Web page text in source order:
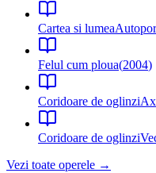
Cartea si lumea
Felul cum ploua(2004)
Coridoare de oglinzi
Coridoare de oglinzi
Vezi toate operele →